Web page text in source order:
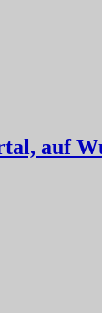
auf